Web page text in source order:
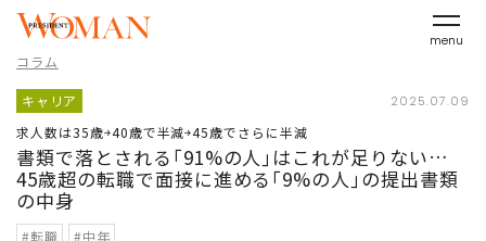
menu
コラム
キャリア 2025.07.09
求人数は35歳￫40歳で半減￫45歳でさらに半減
書類で落とされる｢91%の人｣はこれが足りない…
45歳超の転職で面接に進める｢9%の人｣の提出書類
の中身
#転職 #中年